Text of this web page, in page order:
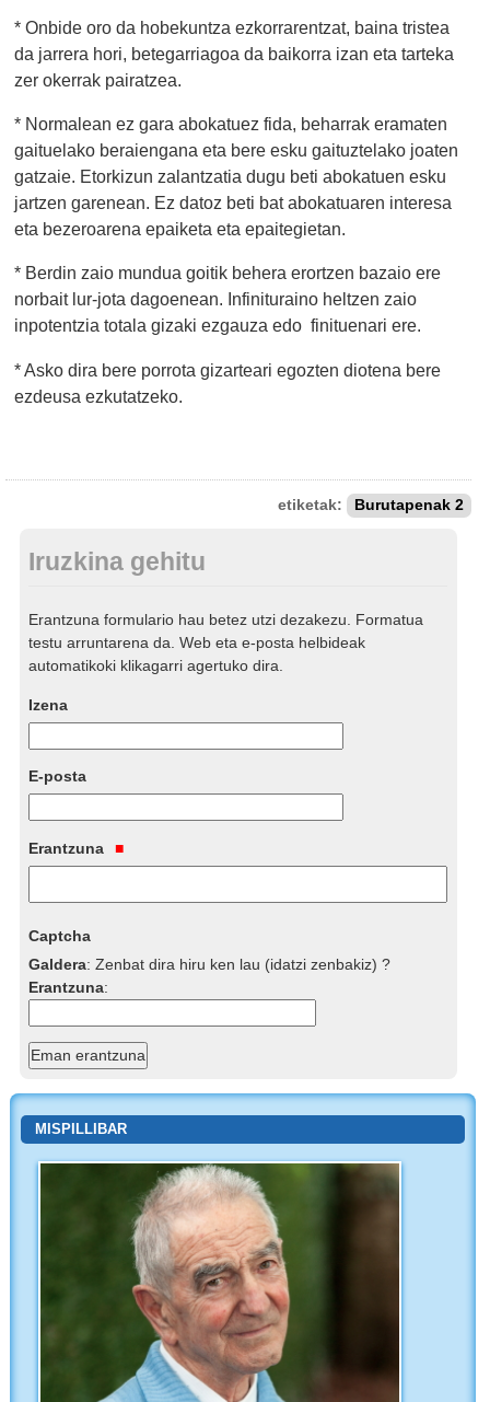
* Onbide oro da hobekuntza ezkorrarentzat, baina tristea
da jarrera hori, betegarriagoa da baikorra izan eta tarteka
zer okerrak pairatzea.
* Normalean ez gara abokatuez fida, beharrak eramaten
gaituelako beraiengana eta bere esku gaituztelako joaten
gatzaie. Etorkizun zalantzatia dugu beti abokatuen esku
jartzen garenean. Ez datoz beti bat abokatuaren interesa
eta bezeroarena epaiketa eta epaitegietan.
* Berdin zaio mundua goitik behera erortzen bazaio ere
norbait lur-jota dagoenean. Infinituraino heltzen zaio
inpotentzia totala gizaki ezgauza edo finituenari ere.
* Asko dira bere porrota gizarteari egozten diotena bere
ezdeusa ezkutatzeko.
etiketak: Burutapenak 2
Iruzkina gehitu
Erantzuna formulario hau betez utzi dezakezu. Formatua
testu arruntarena da. Web eta e-posta helbideak
automatikoki klikagarri agertuko dira.
Izena
E-posta
Erantzuna
Captcha
Galdera:Zenbat dira hiru ken lau (idatzi zenbakiz) ?
Erantzuna:
MISPILLIBAR